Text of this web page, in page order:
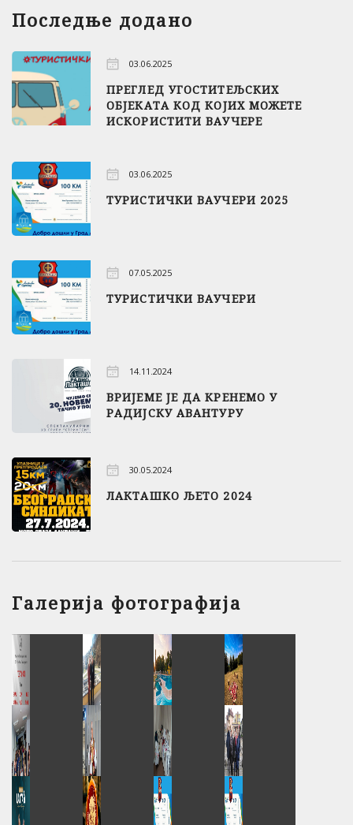
Последње додано
03.06.2025
ПРЕГЛЕД УГОСТИТЕЉСКИХ
ОБЈЕКАТА КОД КОЈИХ МОЖЕТЕ
ИСКОРИСТИТИ ВАУЧЕРЕ
03.06.2025
ТУРИСТИЧКИ ВАУЧЕРИ 2025
07.05.2025
ТУРИСТИЧКИ ВАУЧЕРИ
14.11.2024
ВРИЈЕМЕ ЈЕ ДА КРЕНЕМО У
РАДИЈСКУ АВАНТУРУ
30.05.2024
ЛАКТАШКО ЉЕТО 2024
Галерија фотографија